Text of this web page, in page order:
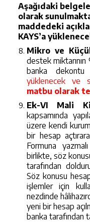
Aşağıdaki
olarak
maddedeki
KAYS’a
Mikro ve
destek miktarının
banka
yüklenecek ve
matbu olarak
Ek-VI Mali
kapsamında
üzere kendi
bir hesap
Formuna
birlikte, söz
tarafından
Söz konusu
işlemler için
nezdinde
yeni bir hesap
banka tarafından